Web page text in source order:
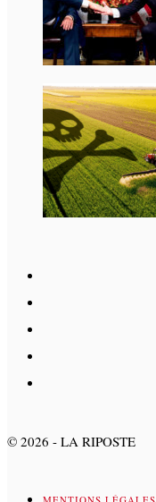
© 2026 - LA RIPOSTE